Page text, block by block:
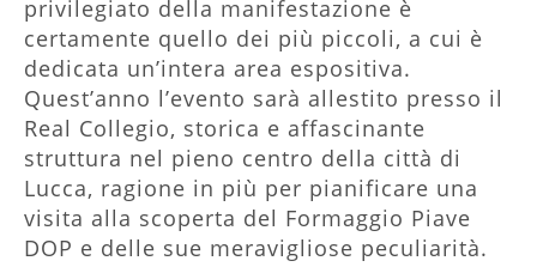
privilegiato della manifestazione è
certamente quello dei più piccoli, a cui è
dedicata un’intera area espositiva.
Quest’anno l’evento sarà allestito presso il
Real Collegio, storica e affascinante
struttura nel pieno centro della città di
Lucca, ragione in più per pianificare una
visita alla scoperta del Formaggio Piave
DOP e delle sue meravigliose peculiarità.